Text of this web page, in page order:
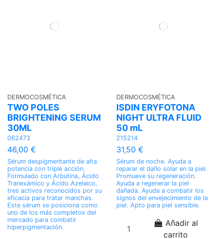
DERMOCOSMÉTICA
TWO POLES
BRIGHTENING SERUM
30ML
062473
46,00 €
Sérum despigmentante de alta
potencia con triple acción.
Formulado con Arbutina, Ácido
Tranexámico y Ácido Azelaico,
tres activos reconocidos por su
eficacia para tratar manchas.
Este sérum se posiciona como
uno de los más completos del
mercado para combatir
hiperpigmentación.
DERMOCOSMÉTICA
ISDIN ERYFOTONA
NIGHT ULTRA FLUID
50 mL
215214
31,50 €
Sérum de noche. Ayuda a
reparar el daño solar en la piel.
Promueve su regeneración.
Ayuda a regenerar la piel
dañada. Ayuda a combatir los
signos del envejecimiento de la
piel. Apto para piel sensible.
Añadir al
carrito